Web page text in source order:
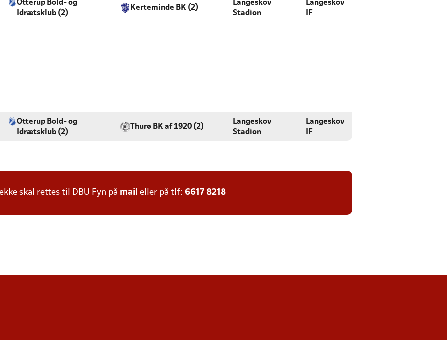
Otterup Bold- og
Idrætsklub (2)
Kerteminde BK (2)
Langeskov
Stadion
Langeskov
IF
Otterup Bold- og
Idrætsklub (2)
Thurø BK af 1920 (2)
Langeskov
Stadion
Langeskov
IF
skal rettes til DBU Fyn på mail eller på tlf: 6617 8218